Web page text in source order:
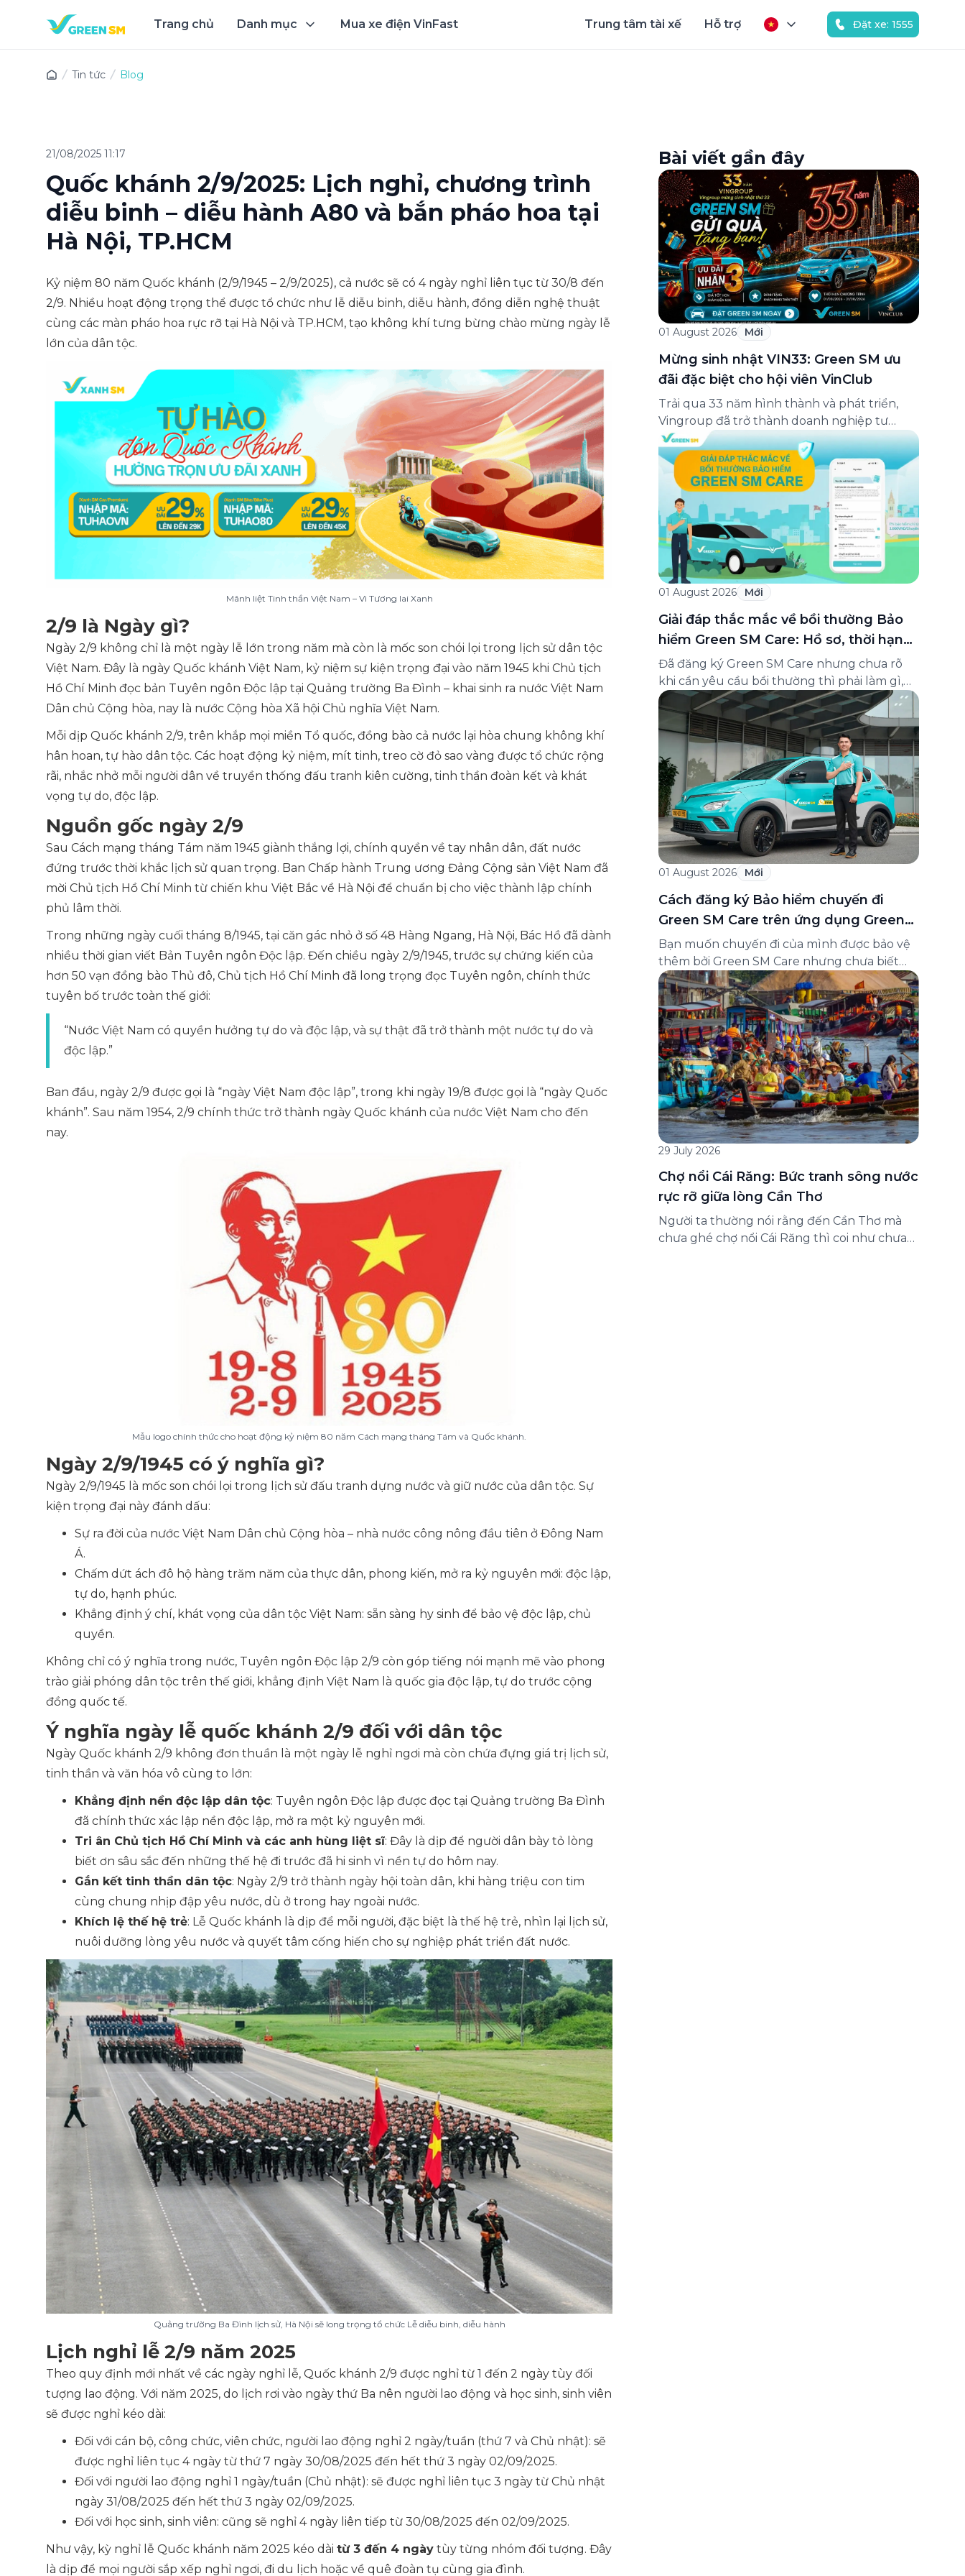
Trang chủ Danh mục Mua xe điện VinFast Trung tâm tài xế Hỗ trợ Đặt xe: 1555
Tin tức Blog
21/08/2025 11:17
Quốc khánh 2/9/2025: Lịch nghỉ, chương trình
diễu binh – diễu hành A80 và bắn pháo hoa tại
Hà Nội, TP.HCM
Kỷ niệm 80 năm Quốc khánh (2/9/1945 – 2/9/2025), cả nước sẽ có 4 ngày nghỉ liên tục từ 30/8 đến
2/9. Nhiều hoạt động trọng thể được tổ chức như lễ diễu binh, diễu hành, đồng diễn nghệ thuật
cùng các màn pháo hoa rực rỡ tại Hà Nội và TP.HCM, tạo không khí tưng bừng chào mừng ngày lễ
lớn của dân tộc.
Mãnh liệt Tinh thần Việt Nam – Vì Tương lai Xanh
2/9 là Ngày gì?
Ngày 2/9 không chỉ là một ngày lễ lớn trong năm mà còn là mốc son chói lọi trong lịch sử dân tộc
Việt Nam. Đây là ngày Quốc khánh Việt Nam, kỷ niệm sự kiện trọng đại vào năm 1945 khi Chủ tịch
Hồ Chí Minh đọc bản Tuyên ngôn Độc lập tại Quảng trường Ba Đình – khai sinh ra nước Việt Nam
Dân chủ Cộng hòa, nay là nước Cộng hòa Xã hội Chủ nghĩa Việt Nam.
Mỗi dịp Quốc khánh 2/9, trên khắp mọi miền Tổ quốc, đồng bào cả nước lại hòa chung không khí
hân hoan, tự hào dân tộc. Các hoạt động kỷ niệm, mít tinh, treo cờ đỏ sao vàng được tổ chức rộng
rãi, nhắc nhở mỗi người dân về truyền thống đấu tranh kiên cường, tinh thần đoàn kết và khát
vọng tự do, độc lập.
Nguồn gốc ngày 2/9
Sau Cách mạng tháng Tám năm 1945 giành thắng lợi, chính quyền về tay nhân dân, đất nước
đứng trước thời khắc lịch sử quan trọng. Ban Chấp hành Trung ương Đảng Cộng sản Việt Nam đã
mời Chủ tịch Hồ Chí Minh từ chiến khu Việt Bắc về Hà Nội để chuẩn bị cho việc thành lập chính
phủ lâm thời.
Trong những ngày cuối tháng 8/1945, tại căn gác nhỏ ở số 48 Hàng Ngang, Hà Nội, Bác Hồ đã dành
nhiều thời gian viết Bản Tuyên ngôn Độc lập. Đến chiều ngày 2/9/1945, trước sự chứng kiến của
hơn 50 vạn đồng bào Thủ đô, Chủ tịch Hồ Chí Minh đã long trọng đọc Tuyên ngôn, chính thức
tuyên bố trước toàn thế giới:
“Nước Việt Nam có quyền hưởng tự do và độc lập, và sự thật đã trở thành một nước tự do và
độc lập.”
Ban đầu, ngày 2/9 được gọi là “ngày Việt Nam độc lập”, trong khi ngày 19/8 được gọi là “ngày Quốc
khánh”. Sau năm 1954, 2/9 chính thức trở thành ngày Quốc khánh của nước Việt Nam cho đến
nay.
Mẫu logo chính thức cho hoạt động kỷ niệm 80 năm Cách mạng tháng Tám và Quốc khánh.
Ngày 2/9/1945 có ý nghĩa gì?
Ngày 2/9/1945 là mốc son chói lọi trong lịch sử đấu tranh dựng nước và giữ nước của dân tộc. Sự
kiện trọng đại này đánh dấu:
Sự ra đời của nước Việt Nam Dân chủ Cộng hòa – nhà nước công nông đầu tiên ở Đông Nam
Á.
Chấm dứt ách đô hộ hàng trăm năm của thực dân, phong kiến, mở ra kỷ nguyên mới: độc lập,
tự do, hạnh phúc.
Khẳng định ý chí, khát vọng của dân tộc Việt Nam: sẵn sàng hy sinh để bảo vệ độc lập, chủ
quyền.
Không chỉ có ý nghĩa trong nước, Tuyên ngôn Độc lập 2/9 còn góp tiếng nói mạnh mẽ vào phong
trào giải phóng dân tộc trên thế giới, khẳng định Việt Nam là quốc gia độc lập, tự do trước cộng
đồng quốc tế.
Ý nghĩa ngày lễ quốc khánh 2/9 đối với dân tộc
Ngày Quốc khánh 2/9 không đơn thuần là một ngày lễ nghỉ ngơi mà còn chứa đựng giá trị lịch sử,
tinh thần và văn hóa vô cùng to lớn:
Khẳng định nền độc lập dân tộc: Tuyên ngôn Độc lập được đọc tại Quảng trường Ba Đình
đã chính thức xác lập nền độc lập, mở ra một kỷ nguyên mới.
Tri ân Chủ tịch Hồ Chí Minh và các anh hùng liệt sĩ: Đây là dịp để người dân bày tỏ lòng
biết ơn sâu sắc đến những thế hệ đi trước đã hi sinh vì nền tự do hôm nay.
Gắn kết tinh thần dân tộc: Ngày 2/9 trở thành ngày hội toàn dân, khi hàng triệu con tim
cùng chung nhịp đập yêu nước, dù ở trong hay ngoài nước.
Khích lệ thế hệ trẻ: Lễ Quốc khánh là dịp để mỗi người, đặc biệt là thế hệ trẻ, nhìn lại lịch sử,
nuôi dưỡng lòng yêu nước và quyết tâm cống hiến cho sự nghiệp phát triển đất nước.
Quảng trường Ba Đình lịch sử, Hà Nội sẽ long trọng tổ chức Lễ diễu binh, diễu hành
Lịch nghỉ lễ 2/9 năm 2025
Theo quy định mới nhất về các ngày nghỉ lễ, Quốc khánh 2/9 được nghỉ từ 1 đến 2 ngày tùy đối
tượng lao động. Với năm 2025, do lịch rơi vào ngày thứ Ba nên người lao động và học sinh, sinh viên
sẽ được nghỉ kéo dài:
Đối với cán bộ, công chức, viên chức, người lao động nghỉ 2 ngày/tuần (thứ 7 và Chủ nhật): sẽ
được nghỉ liên tục 4 ngày từ thứ 7 ngày 30/08/2025 đến hết thứ 3 ngày 02/09/2025.
Đối với người lao động nghỉ 1 ngày/tuần (Chủ nhật): sẽ được nghỉ liên tục 3 ngày từ Chủ nhật
ngày 31/08/2025 đến hết thứ 3 ngày 02/09/2025.
Đối với học sinh, sinh viên: cũng sẽ nghỉ 4 ngày liên tiếp từ 30/08/2025 đến 02/09/2025.
Như vậy, kỳ nghỉ lễ Quốc khánh năm 2025 kéo dài từ 3 đến 4 ngày tùy từng nhóm đối tượng. Đây
là dịp để mọi người sắp xếp nghỉ ngơi, đi du lịch hoặc về quê đoàn tụ cùng gia đình.
Bài viết gần đây
01 August 2026 Mới
Mừng sinh nhật VIN33: Green SM ưu
đãi đặc biệt cho hội viên VinClub
Trải qua 33 năm hình thành và phát triển,
Vingroup đã trở thành doanh nghiệp tư
nhân đa ngành lớn nhất Việt Nam, lọt Top 30
doanh nghiệp lớn nhất Đông Nam Á theo
bảng xếp hạng của Tạp chí Fortune (Mỹ).
Nhân kỷ niệm 33 năm thành lập (8/8/1993
đến 8/8/2026), Green SM trân […]
01 August 2026 Mới
Giải đáp thắc mắc về bồi thường Bảo
hiểm Green SM Care: Hồ sơ, thời hạn
và cách liên hệ hỗ trợ
Đã đăng ký Green SM Care nhưng chưa rõ
khi cần yêu cầu bồi thường thì phải làm gì,
hồ sơ ra sao, hay giấy chứng nhận bảo hiểm
tìm ở đâu? Bài viết này tổng hợp đầy đủ các
câu hỏi thường gặp nhất về quy trình bồi
thường và hỗ trợ của Green […]
01 August 2026 Mới
Cách đăng ký Bảo hiểm chuyến đi
Green SM Care trên ứng dụng Green
SM
Bạn muốn chuyến đi của mình được bảo vệ
thêm bởi Green SM Care nhưng chưa biết
đăng ký ở đâu? Bài viết dưới đây sẽ hướng
dẫn chi tiết cách tham gia (và hủy tham gia)
gói bảo hiểm này ngay trên ứng dụng Green
SM, cùng những lưu ý quan trọng trước khi
[…]
29 July 2026
Chợ nổi Cái Răng: Bức tranh sông nước
rực rỡ giữa lòng Cần Thơ
Người ta thường nói rằng đến Cần Thơ mà
chưa ghé chợ nổi Cái Răng thì coi như chưa